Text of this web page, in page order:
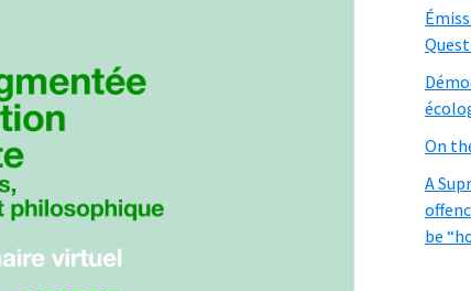
On
A
be